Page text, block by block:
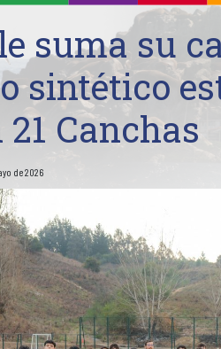
suma su
sintético
Canchas
de 2026